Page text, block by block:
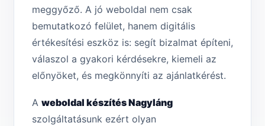
meggyőző. A jó weboldal nem csak
bemutatkozó felület, hanem digitális
értékesítési eszköz is: segít bizalmat építeni,
válaszol a gyakori kérdésekre, kiemeli az
előnyöket, és megkönnyíti az ajánlatkérést.
A weboldal készítés Nagyláng
szolgáltatásunk ezért olyan